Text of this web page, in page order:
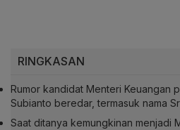
RINGKASAN
Rumor kandidat Menteri Keuangan
Subianto beredar, termasuk nama
Saat ditanya kemungkinan menjadi